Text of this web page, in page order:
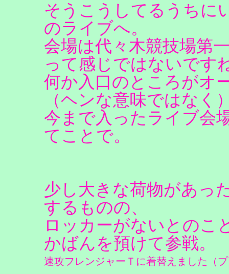
そうこうしてるうちに
のライブへ。
会場は代々木競技場第
って感じではないです
何か入口のところがオ
（ヘンな意味ではなく
今まで入ったライブ会
てことで。
少し大きな荷物があっ
するものの、
ロッカーがないとのこ
かばんを預けて参戦。
速攻フレンジャーＴに着替えました（